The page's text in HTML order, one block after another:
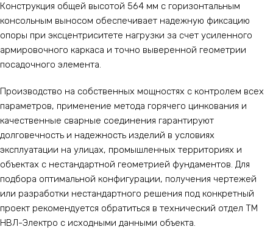
Конструкция общей высотой 564 мм с горизонтальным
консольным выносом обеспечивает надежную фиксацию
опоры при эксцентриситете нагрузки за счет усиленного
армировочного каркаса и точно выверенной геометрии
посадочного элемента.
Производство на собственных мощностях с контролем всех
параметров, применение метода горячего цинкования и
качественные сварные соединения гарантируют
долговечность и надежность изделий в условиях
эксплуатации на улицах, промышленных территориях и
объектах с нестандартной геометрией фундаментов. Для
подбора оптимальной конфигурации, получения чертежей
или разработки нестандартного решения под конкретный
проект рекомендуется обратиться в технический отдел ТМ
НВЛ-Электро с исходными данными объекта.